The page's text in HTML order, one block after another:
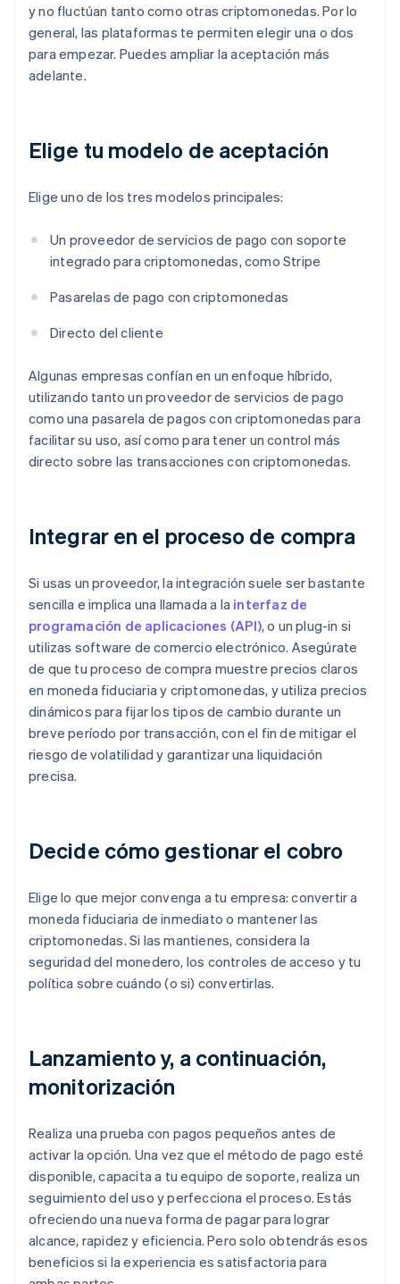
y no fluctúan tanto como otras criptomonedas. Por lo
general, las plataformas te permiten elegir una o dos
para empezar. Puedes ampliar la aceptación más
adelante.
Elige tu modelo de aceptación
Elige uno de los tres modelos principales:
Un proveedor de servicios de pago con soporte
integrado para criptomonedas, como Stripe
Pasarelas de pago con criptomonedas
Directo del cliente
Algunas empresas confían en un enfoque híbrido,
utilizando tanto un proveedor de servicios de pago
como una pasarela de pagos con criptomonedas para
facilitar su uso, así como para tener un control más
directo sobre las transacciones con criptomonedas.
Integrar en el proceso de compra
Si usas un proveedor, la integración suele ser bastante
sencilla e implica una llamada a la interfaz de
programación de aplicaciones (API), o un plug-in si
utilizas software de comercio electrónico. Asegúrate
de que tu proceso de compra muestre precios claros
en moneda fiduciaria y criptomonedas, y utiliza precios
dinámicos para fijar los tipos de cambio durante un
breve período por transacción, con el fin de mitigar el
riesgo de volatilidad y garantizar una liquidación
precisa.
Decide cómo gestionar el cobro
Elige lo que mejor convenga a tu empresa: convertir a
moneda fiduciaria de inmediato o mantener las
criptomonedas. Si las mantienes, considera la
seguridad del monedero, los controles de acceso y tu
política sobre cuándo (o si) convertirlas.
Lanzamiento y, a continuación,
monitorización
Realiza una prueba con pagos pequeños antes de
activar la opción. Una vez que el método de pago esté
disponible, capacita a tu equipo de soporte, realiza un
seguimiento del uso y perfecciona el proceso. Estás
ofreciendo una nueva forma de pagar para lograr
alcance, rapidez y eficiencia. Pero solo obtendrás esos
beneficios si la experiencia es satisfactoria para